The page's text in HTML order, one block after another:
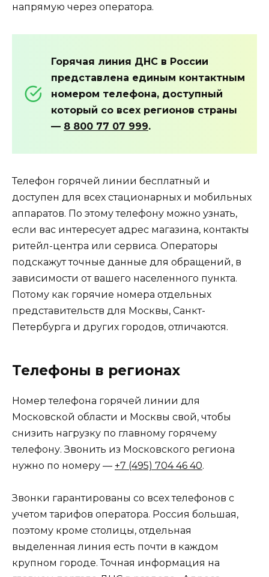
напрямую через оператора.
Горячая линия ДНС в России
представлена единым контактным
номером телефона, доступный
который со всех регионов страны
— 8 800 77 07 999.
Телефон горячей линии бесплатный и
доступен для всех стационарных и мобильных
аппаратов. По этому телефону можно узнать,
если вас интересует адрес магазина, контакты
ритейл-центра или сервиса. Операторы
подскажут точные данные для обращений, в
зависимости от вашего населенного пункта.
Потому как горячие номера отдельных
представительств для Москвы, Санкт-
Петербурга и других городов, отличаются.
Телефоны в регионах
Номер телефона горячей линии для
Московской области и Москвы свой, чтобы
снизить нагрузку по главному горячему
телефону. Звонить из Московского региона
нужно по номеру — +7 (495) 704 46 40.
Звонки гарантированы со всех телефонов с
учетом тарифов оператора. Россия большая,
поэтому кроме столицы, отдельная
выделенная линия есть почти в каждом
крупном городе. Точная информация на